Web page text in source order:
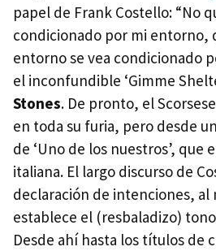
papel de Frank Costello: “No
condicionado por mi entorno,
entorno se vea condicionado
el inconfundible ‘Gimme
Stones. De pronto, el
en toda su furia, pero desde
de ‘Uno de los nuestros’, que
italiana. El largo discurso de
declaración de intenciones, al
establece el (resbaladizo)
Desde ahí hasta los títulos de